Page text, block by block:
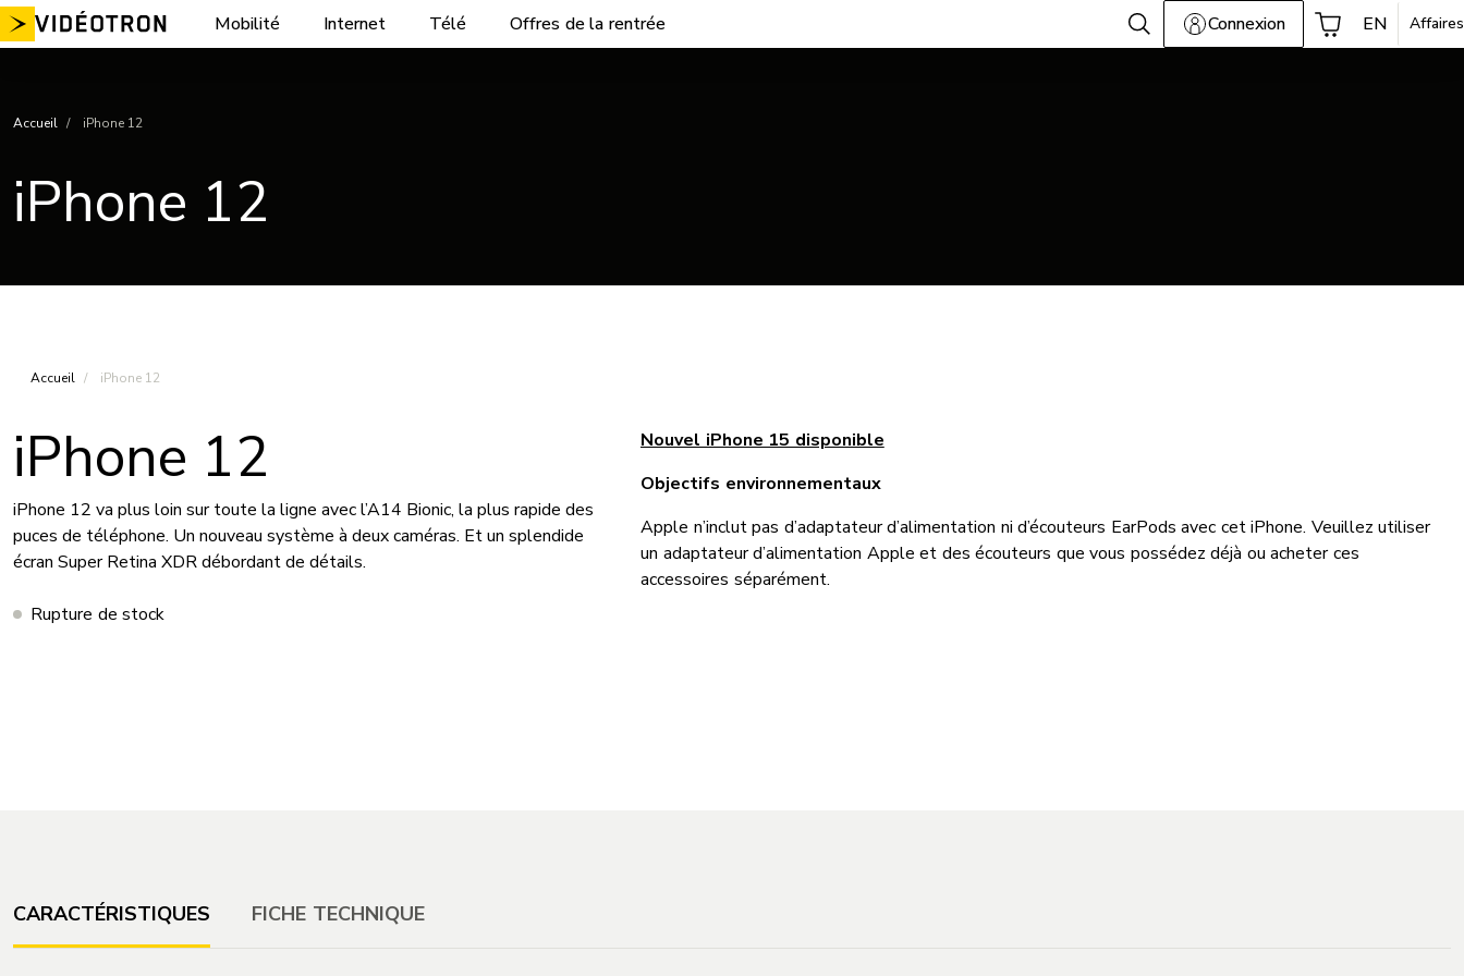
Aller
au
Mobilité Internet Télé Offres de la rentrée Connexion EN Affaires
Accueil iPhone 12
iPhone 12
Accueil iPhone 12
Nouvel iPhone 15 disponible
Objectifs environnementaux
Apple n’inclut pas d’adaptateur d’alimentation ni d’écouteurs EarPods avec cet iPhone. Veuillez utiliser
un adaptateur d’alimentation Apple et des écouteurs que vous possédez déjà ou acheter ces
accessoires séparément.
iPhone 12
iPhone 12 va plus loin sur toute la ligne avec l’A14 Bionic, la plus rapide des
puces de téléphone. Un nouveau système à deux caméras. Et un splendide
écran Super Retina XDR débordant de détails.
Rupture de stock
CARACTÉRISTIQUES FICHE TECHNIQUE